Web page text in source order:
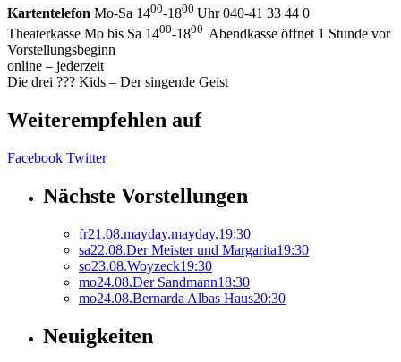
Kartentelefon Mo-Sa 1400-1800 Uhr 040-41 33 44 0
Theaterkasse Mo bis Sa 1400-1800 Abendkasse öffnet 1 Stunde vor
Vorstellungsbeginn
online – jederzeit
Die drei ??? Kids – Der singende Geist
Weiterempfehlen auf
Facebook Twitter
Nächste Vorstellungen
fr21.08.mayday.mayday.19:30
sa22.08.Der Meister und Margarita19:30
so23.08.Woyzeck19:30
mo24.08.Der Sandmann18:30
mo24.08.Bernarda Albas Haus20:30
Neuigkeiten